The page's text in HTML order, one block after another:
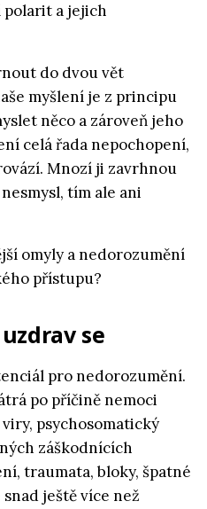
polarit a jejich
do dvou vět
myšlení je z principu
něco a zároveň jeho
celá řada nepochopení,
Mnozí ji zavrhnou
tím ale ani
omyly a nedorozumění
přístupu?
se
pro nedorozumění.
po příčině nemoci
psychosomatický
záškodnících
traumata, bloky, špatné
ještě více než